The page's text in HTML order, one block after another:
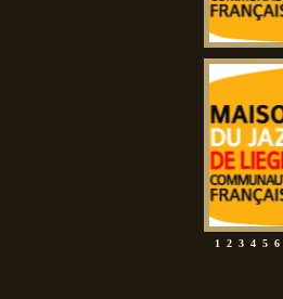
1 2 3 4 5 6